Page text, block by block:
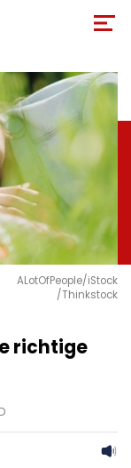
ALotOfPeople/iStock
/Thinkstock
richtige